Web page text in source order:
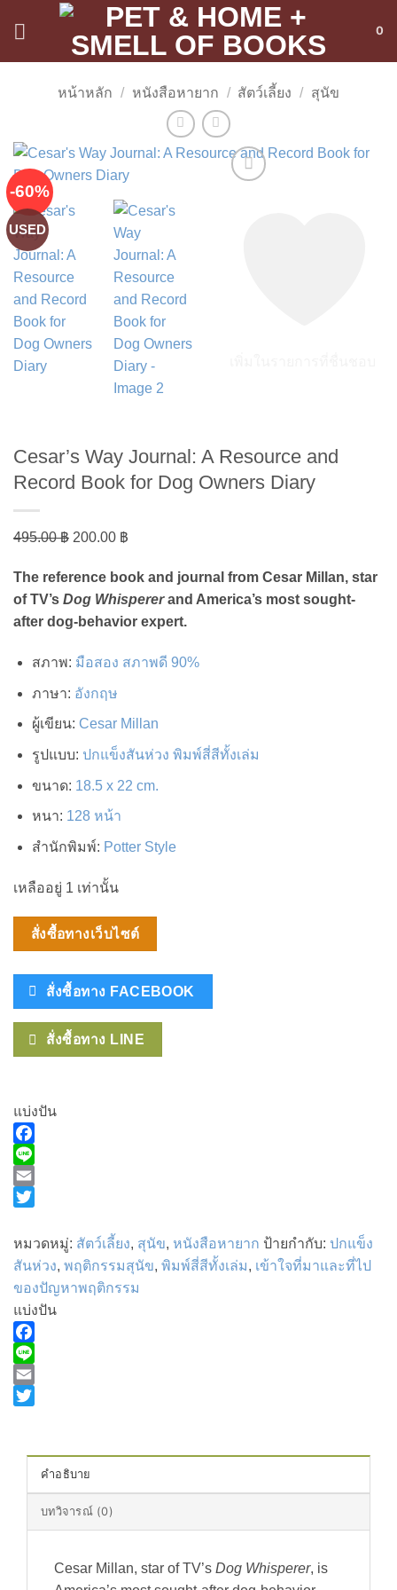
0
หน้าหลัก / หนังสือหายาก / สัตว์เลี้ยง / สุนัข
-60%
USED
Cesar’s Way Journal: A Resource and
Record Book for Dog Owners Diary
495.00฿ Original
was:
495.00 ฿.
200.00 ฿
is:
200.00 ฿.
The reference book and journal from Cesar Millan, star
of TV’s Dog Whispererand America’s most sought-
after dog-behavior expert.
สภาพ: มือสอง สภาพดี 90%
ภาษา: อังกฤษ
ผู้เขียน: Cesar Millan
รูปแบบ: ปกแข็งสันห่วง พิมพ์สี่สีทั้งเล่ม
ขนาด: 18.5 x 22 cm.
หนา: 128 หน้า
สำนักพิมพ์: Potter Style
เหลืออยู่ 1 เท่านั้น
สั่งซื้อทางเว็บไซต์
สั่งซื้อทาง FACEBOOK
สั่งซื้อทาง LINE
แบ่งปัน
Facebook
Line
Email
หมวดหมู่: สัตว์เลี้ยง, สุนัข, หนังสือหายาก ป้ายกำกับ: ปกแข็ง
สันห่วง, พฤติกรรมสุนัข, พิมพ์สี่สีทั้งเล่ม, เข้าใจที่มาและที่ไป
ของปัญหาพฤติกรรม
แบ่งปัน
Facebook
Line
Email
คำอธิบาย
บทวิจารณ์ (0)
Cesar Millan, star of TV’s Dog Whisperer, is